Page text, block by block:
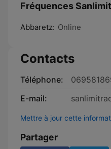
Fréquences
Abbaretz: Online
Contacts
Téléphone:
E-mail:
Mettre à jour cette
Partager